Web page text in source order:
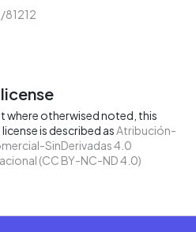
where otherwised noted, this
is described asAtribución-
SinDerivadas 4.0
(CC BY-NC-ND 4.0)